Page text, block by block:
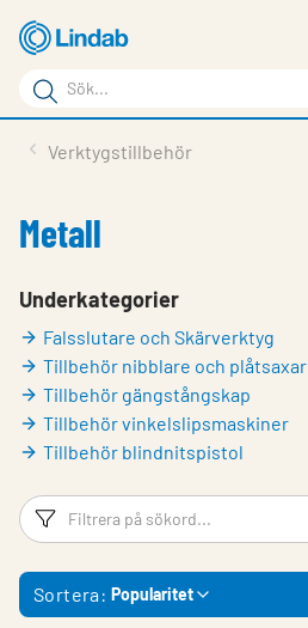
Hoppa
till
huvudinnehållet
Sökord
Sök
på
Service & Support
Hållbarhet
Om Lindab
Kontakt
Logga in
Choose languge
Sweden
Verktygstillbehör
Metall
Underkategorier
Falsslutare och Skärverktyg
Tillbehör nibblare och plåtsaxar
Tillbehör gängstångskap
Tillbehör vinkelslipsmaskiner
Tillbehör blindnitspistol
Filtreringsord
Sortera: Popularitet